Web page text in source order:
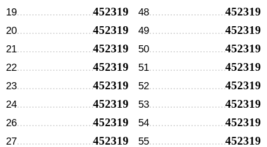
19 452319
20 452319
21 452319
22 452319
23 452319
24 452319
26 452319
27 452319
48 452319
49 452319
50 452319
51 452319
52 452319
53 452319
54 452319
55 452319